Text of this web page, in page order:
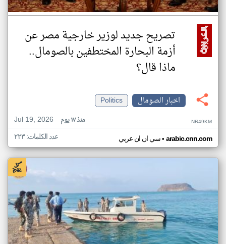
تصريح جديد لوزير خارجية مصر عن
أزمة البحارة المختطفين بالصومال..
ماذا قال؟
اخبار الصومال
Politics
Jul 19, 2026
منذ ١٧ يوم NR49KM
سي ان ان عربي• arabic.cnn.com عدد الكلمات: ٢٢٣